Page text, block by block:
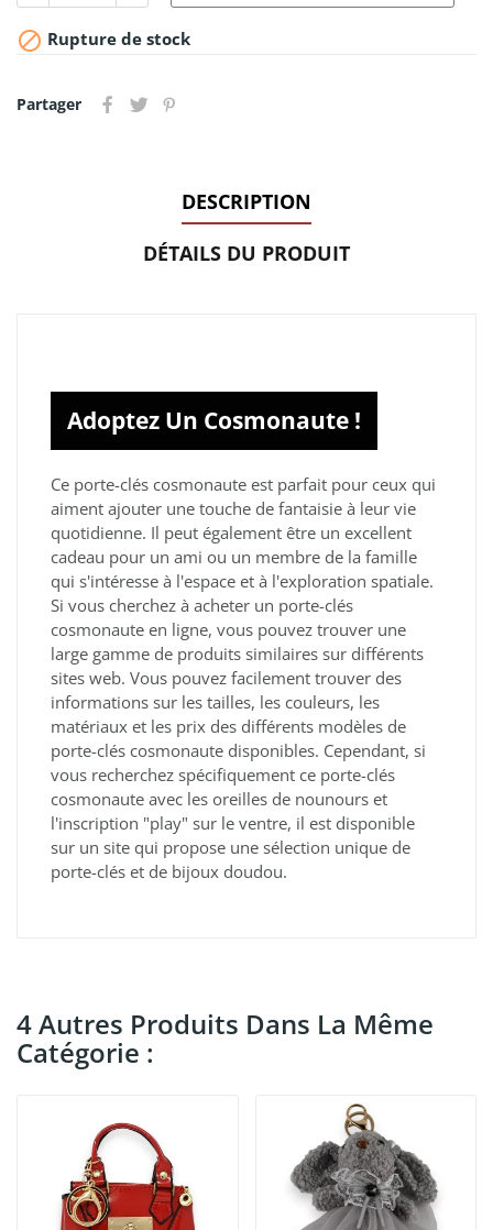
 Rupture de stock
Partager
DESCRIPTION
DÉTAILS DU PRODUIT
Adoptez Un Cosmonaute !
Ce porte-clés cosmonaute est parfait pour ceux qui
aiment ajouter une touche de fantaisie à leur vie
quotidienne. Il peut également être un excellent
cadeau pour un ami ou un membre de la famille
qui s'intéresse à l'espace et à l'exploration spatiale.
Si vous cherchez à acheter un porte-clés
cosmonaute en ligne, vous pouvez trouver une
large gamme de produits similaires sur différents
sites web. Vous pouvez facilement trouver des
informations sur les tailles, les couleurs, les
matériaux et les prix des différents modèles de
porte-clés cosmonaute disponibles. Cependant, si
vous recherchez spécifiquement ce porte-clés
cosmonaute avec les oreilles de nounours et
l'inscription "play" sur le ventre, il est disponible
sur un site qui propose une sélection unique de
porte-clés et de bijoux doudou.
4 Autres Produits Dans La Même
Catégorie :